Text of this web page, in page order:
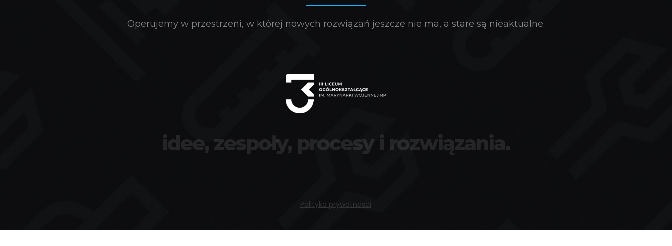
Operujemy w przestrzeni, w której nowych rozwiązań jeszcze nie ma, a stare są nieaktualne.
idee, zespoły, procesy i rozwiązania.
Polityka prywatności